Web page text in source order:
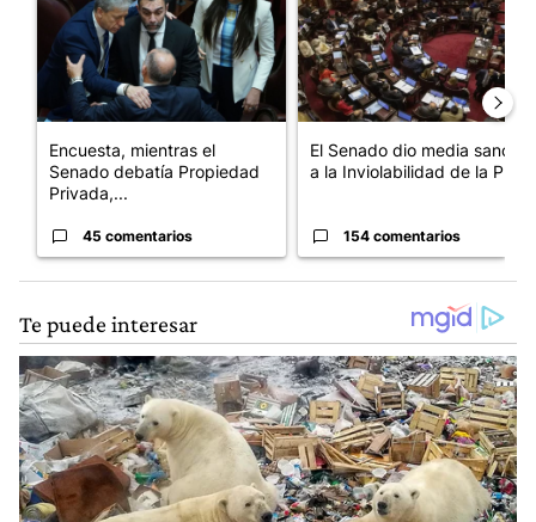
Encuesta, mientras el
Senado debatía Propiedad
Privada,...
45 comentarios
El Senado dio media sanción
a la Inviolabilidad de la P...
154 comentarios